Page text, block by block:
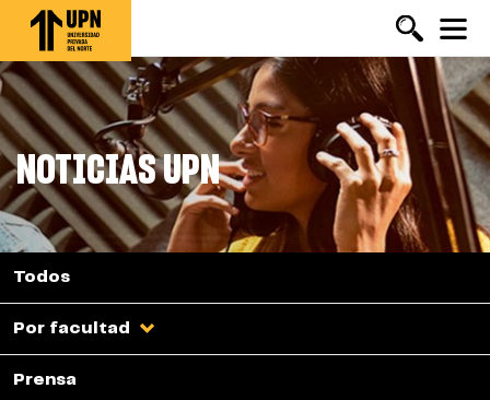
Pasar
contenido
principal
NOTICIAS UPN
Todos
Por facultad
Prensa